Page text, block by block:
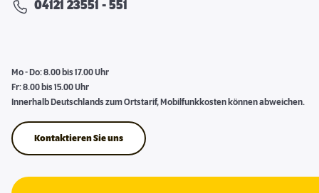
04121 23551 - 551
Mo - Do: 8.00 bis 17.00 Uhr
Fr: 8.00 bis 15.00 Uhr
Innerhalb Deutschlands zum Ortstarif, Mobilfunkkosten können abweichen.
Kontaktieren Sie uns